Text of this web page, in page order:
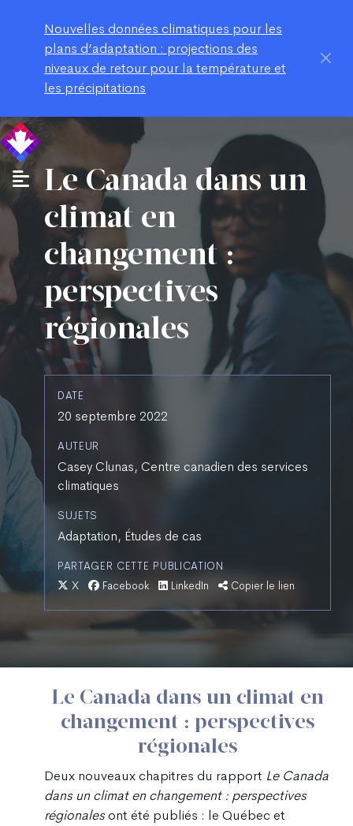
Nouvelles données climatiques pour les
plans d’adaptation : projections des
niveaux de retour pour la température et
les précipitations
Le Canada dans un
climat en
changement :
perspectives
régionales
DATE
20 septembre 2022
AUTEUR
Casey Clunas, Centre canadien des services
climatiques
SUJETS
Adaptation, Études de cas
PARTAGER CETTE PUBLICATION
X
Facebook LinkedIn Copier le lien
Le Canada dans un climat en
changement : perspectives
régionales
Deux nouveaux chapitres du rapport Le Canada
dans un climat en changement : perspectives
régionalesont été publiés : le Québec et